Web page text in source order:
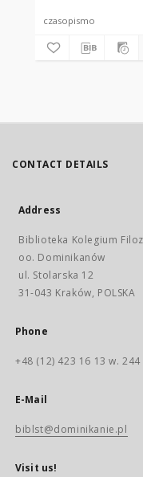
czasopismo
CONTACT DETAILS
Address
Biblioteka Kolegium
oo. Dominikanów
ul. Stolarska 12
31-043 Kraków, POLSKA
Phone
+48 (12) 423 16 13 w. 244
E-Mail
biblst@dominikanie.pl
Visit us!